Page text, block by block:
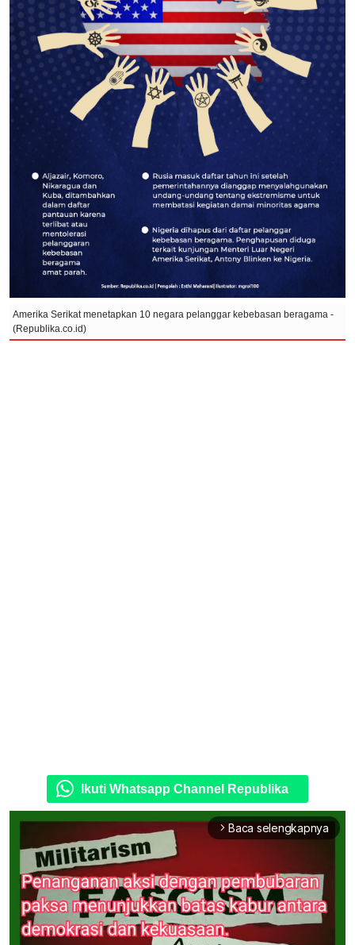
Amerika Serikat menetapkan 10 negara pelanggar kebebasan beragama -
(Republika.co.id)
Ikuti Whatsapp Channel Republika
arrow_forward_ios Baca selengkapnya